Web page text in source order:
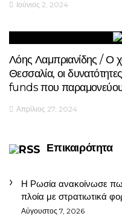
Ιούνιος 2, 2024
Λόης Λαμπριανίδης / Ο
Θεσσαλία, οι
funds που
Απρίλιος 27, 2024
Επικαιρότητα
Η Ρωσία ανακοίνωσε
πλοία με στρατιωτικά
Αύγουστος 7, 2026